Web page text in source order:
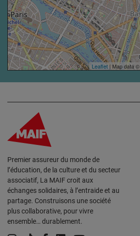
Leaflet | Map data ©
Premier assureur du monde de
l’éducation, de la culture et du secteur
associatif, La MAIF croit aux
échanges solidaires, à l’entraide et au
partage. Construisons une société
plus collaborative, pour vivre
ensemble… durablement.